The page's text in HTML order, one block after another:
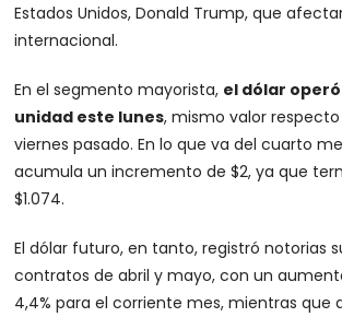
Estados Unidos, Donald Trump, que
internacional.
En el segmento mayorista, el dólar operó
unidad este lunes, mismo valor
viernes pasado. En lo que va del cuarto
acumula un incremento de $2, ya que
$1.074.
El dólar futuro, en tanto, registró notorias
contratos de abril y mayo, con un
4,4% para el corriente mes, mientras que